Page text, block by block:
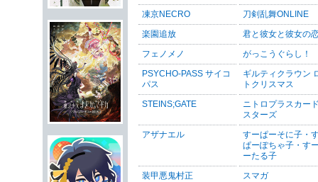
凍京NECRO 刀剣乱舞ONLINE
楽園追放 君と彼女と彼女の
フェノメノ がっこうぐらし！
PSYCHO-PASS サイコ
パス
ギルティクラウン
トクリスマス
STEINS;GATE
ニトロプラスカー
スターズ
アザナエル
すーぱーそに子・
ぱーぽちゃ子・す
ーたる子
装甲悪鬼村正 スマガ